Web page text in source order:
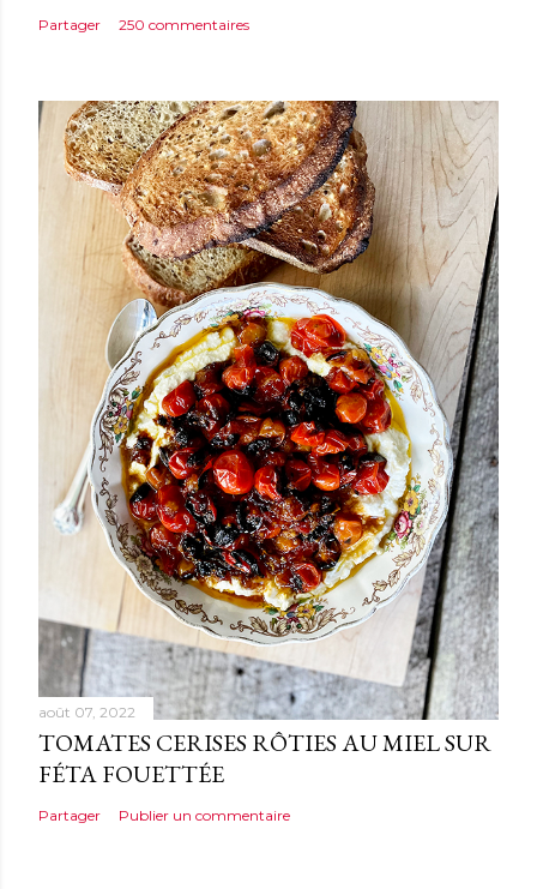
Partager 250 commentaires
août 07, 2022
TOMATES CERISES RÔTIES AU MIEL SUR
FÉTA FOUETTÉE
Partager Publier un commentaire